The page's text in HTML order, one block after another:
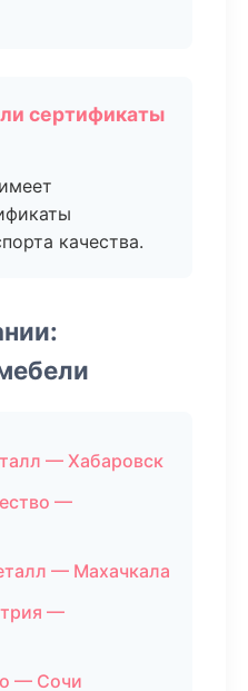
сертификаты
качества.
— Хабаровск
—
— Махачкала
—
— Сочи